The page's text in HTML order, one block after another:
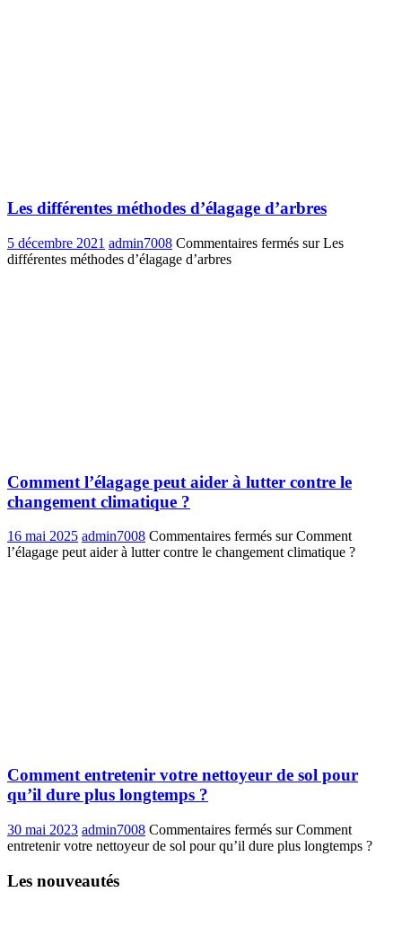
Les différentes méthodes d’élagage d’arbres
5 décembre 2021 admin7008 Commentaires fermés sur Les
différentes méthodes d’élagage d’arbres
Comment l’élagage peut aider à lutter contre le
changement climatique ?
16 mai 2025 admin7008 Commentaires fermés sur Comment
l’élagage peut aider à lutter contre le changement climatique ?
Comment entretenir votre nettoyeur de sol pour
qu’il dure plus longtemps ?
30 mai 2023 admin7008 Commentaires fermés sur Comment
entretenir votre nettoyeur de sol pour qu’il dure plus longtemps ?
Les nouveautés